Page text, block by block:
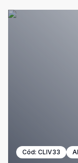
Cód: CLIV33